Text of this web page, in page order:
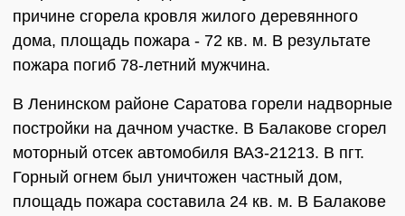
причине сгорела кровля жилого деревянного
дома, площадь пожара - 72 кв. м. В результате
пожара погиб 78-летний мужчина.
В Ленинском районе Саратова горели надворные
постройки на дачном участке. В Балакове сгорел
моторный отсек автомобиля ВАЗ-21213. В пгт.
Горный огнем был уничтожен частный дом,
площадь пожара составила 24 кв. м. В Балакове